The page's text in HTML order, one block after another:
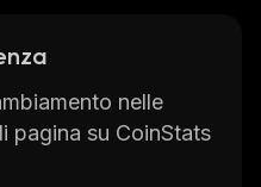
nelle
pagina su CoinStats